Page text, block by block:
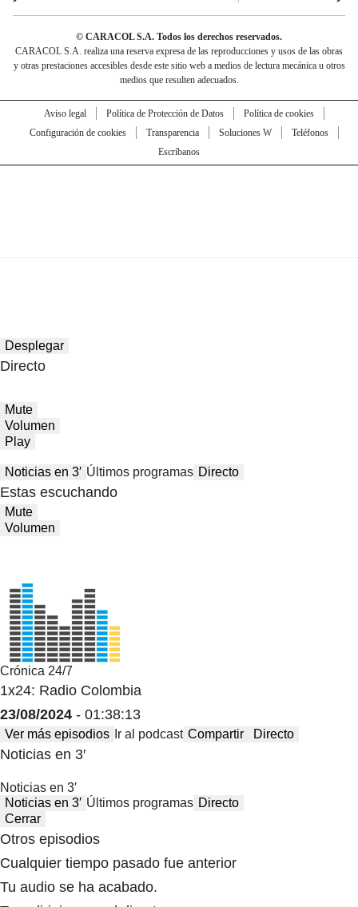
© CARACOL S.A. Todos los derechos reservados.
CARACOL S.A. realiza una reserva expresa de las reproducciones y usos de las obras
y otras prestaciones accesibles desde este sitio web a medios de lectura mecánica u otros
medios que resulten adecuados.
Aviso legal Política de Protección de Datos
Política de cookies
Configuración de cookies
Transparencia Soluciones W
Teléfonos
Escríbanos
Desplegar
Directo
Mute
Volumen
Play
Noticias en 3′ Últimos programas Directo
Estas escuchando
Mute
Volumen
Crónica 24/7
1x24: Radio Colombia
23/08/2024 - 01:38:13
Ver más episodios Ir al podcast Compartir Directo
Noticias en 3′
Noticias en 3′
Noticias en 3′ Últimos programas Directo
Cerrar
Otros episodios
Cualquier tiempo pasado fue anterior
Tu audio se ha acabado.